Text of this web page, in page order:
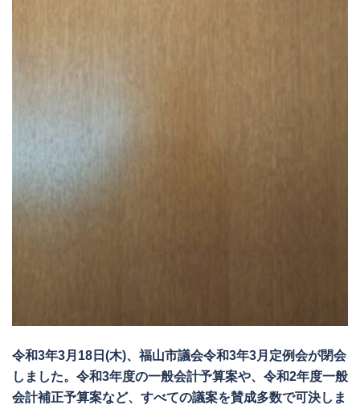
令和3年3月18日(木)、福山市議会令和3年3月定例会が閉会
しました。令和3年度の一般会計予算案や、令和2年度一般
会計補正予算案など、すべての議案を賛成多数で可決しま